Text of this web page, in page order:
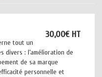
30,00€ HT
tout un
divers : l’amélioration de
de sa marque
personnelle et